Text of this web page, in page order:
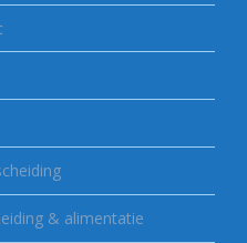
& alimentatie